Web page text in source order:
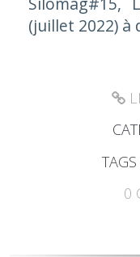
(juillet 2022) à
TAGS
0